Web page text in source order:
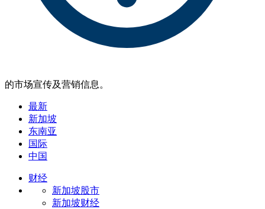
的市场宣传及营销信息。
最新
新加坡
东南亚
国际
中国
财经
新加坡股市
新加坡财经